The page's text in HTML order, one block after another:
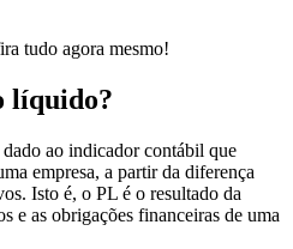
tudo agora mesmo!
líquido?
ao indicador contábil que
empresa, a partir da diferença
Isto é, o PL é o resultado da
e as obrigações financeiras de uma